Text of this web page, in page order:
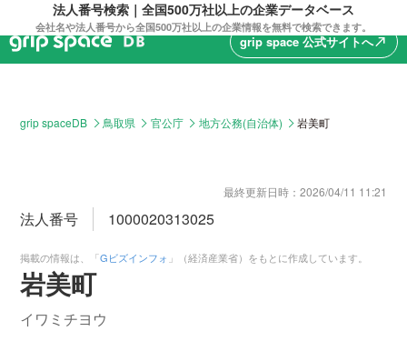
法人番号検索｜全国500万社以上の企業データベース
会社名や法人番号から全国500万社以上の企業情報を無料で検索できます。
grip space 公式サイトへnorth_east
grip spaceDB 鳥取県 官公庁 地方公務(自治体) 岩美町
最終更新日時： 2026/04/11 11:21
法人番号 1000020313025
掲載の情報は、「Gビズインフォ 」（経済産業省）をもとに作成しています。
岩美町
イワミチヨウ